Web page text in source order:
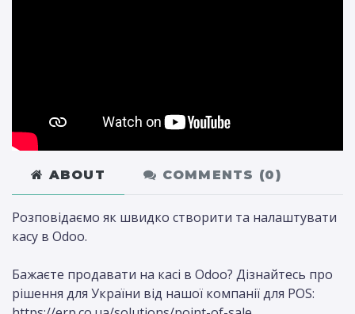
ABOUT COMMENTS (0)
Розповідаємо як швидко створити та налаштувати
касу в Odoo.
Бажаєте продавати на касі в Odoo? Дізнайтесь про
рішення для України від нашої компанії для POS: